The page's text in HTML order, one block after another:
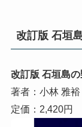
改訂版 石垣
改訂版 石垣島
著者：小林 雅裕
定価：2,420円